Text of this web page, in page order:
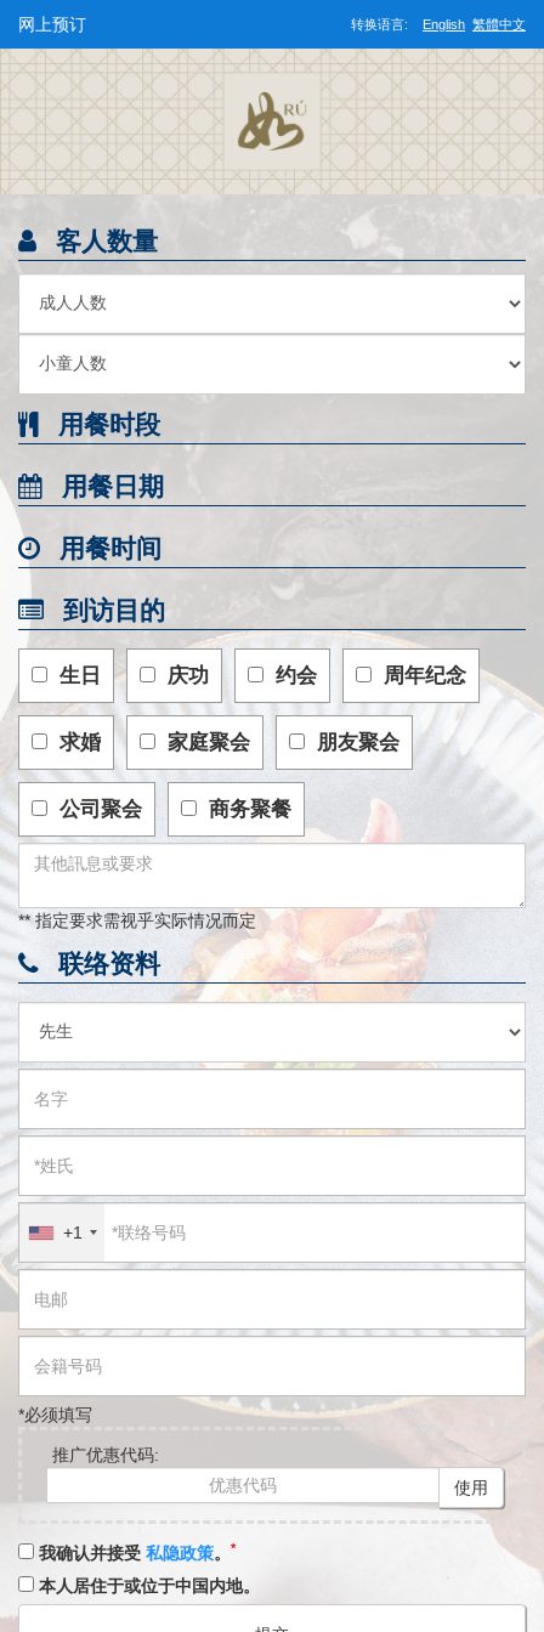
网上预订 转换语言: English 繁體中文
客人数量
用餐时段
用餐日期
用餐时间
到访目的
生日 庆功 约会 周年纪念
求婚 家庭聚会 朋友聚会
公司聚会 商务聚餐
** 指定要求需视乎实际情况而定
联络资料
+1
*必须填写
推广优惠代码:
使用
我确认并接受 私隐政策。 *
本人居住于或位于中国内地。